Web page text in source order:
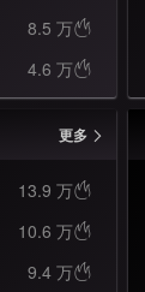
8.5 万
4.6 万
更多
13.9 万
10.6 万
9.4 万